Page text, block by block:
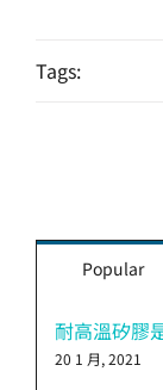
Tags:
Popular
耐高溫矽膠
20 1 月, 2021